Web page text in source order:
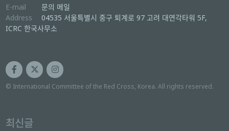
E-mail
문의 메일
Address
04535 서울특별시 중구 퇴계로 97 고려 대연각타워 5F,
ICRC 한국사무소
© International Committee of the Red Cross, Korea. All rights reserved.
최신글